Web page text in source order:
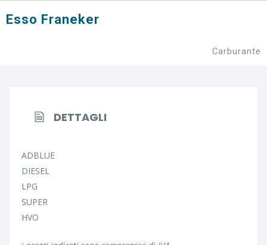
Esso Franeker
Carburante
DETTAGLI
ADBLUE
DIESEL
LPG
SUPER
HVO